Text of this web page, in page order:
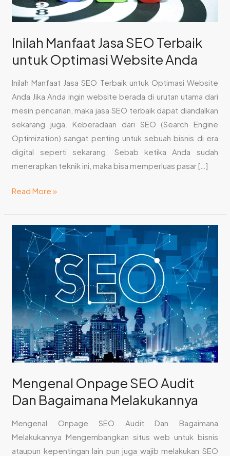
Inilah Manfaat Jasa SEO Terbaik
untuk Optimasi Website Anda
Inilah Manfaat Jasa SEO Terbaik untuk Optimasi Website
Anda Jika Anda ingin website berada di urutan utama dari
mesin pencarian, maka jasa SEO terbaik dapat diandalkan
sekarang juga. Keberadaan dari SEO (Search Engine
Optimization) sangat penting untuk sebuah bisnis di era
digital seperti sekarang. Sebab ketika Anda sudah
menerapkan teknik ini, maka bisa memperluas pasar […]
Anda
Read More »
Mengenal Onpage SEO Audit
Dan Bagaimana Melakukannya
Mengenal Onpage SEO Audit Dan Bagaimana
Melakukannya Mengembangkan situs web untuk bisnis
ataupun kepentingan lain pun juga wajib melakukan SEO
Mengenal
Onpage
SEO
Audit
Dan
Bagaimana
Melakukannya